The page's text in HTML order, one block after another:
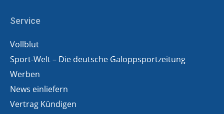
Service
Vollblut
Sport-Welt – Die deutsche Galoppsportzeitung
Werben
News einliefern
Vertrag Kündigen